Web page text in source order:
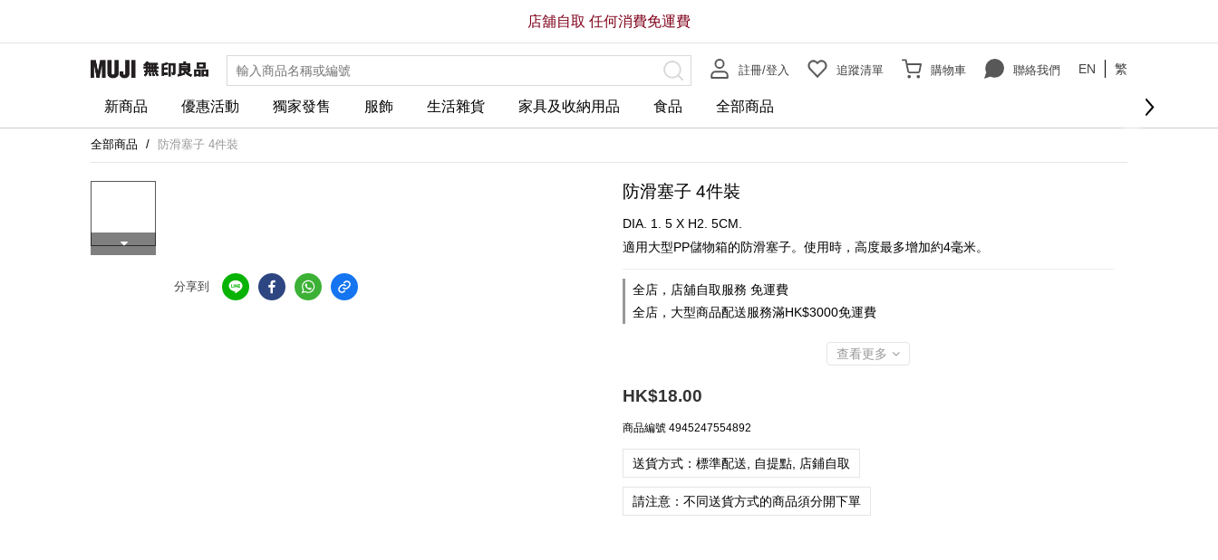
註冊/登入 追蹤清單 購物車 聯絡我們 EN 繁
新商品 優惠活動 獨家發售 服飾 生活雜貨 家具及收納用品 食品 全部商品
店舖自取 任何消費免運費
全部商品 防滑塞子 4件裝
分享到
防滑塞子 4件裝
DIA. 1. 5 X H2. 5CM.
適用大型PP儲物箱的防滑塞子。使用時，高度最多增加約4毫米。
全店，店舖自取服務 免運費
全店，大型商品配送服務滿HK$3000免運費
查看更多
HK$18.00
商品編號 4945247554892
送貨方式：標準配送, 自提點, 店鋪自取
請注意：不同送貨方式的商品須分開下單